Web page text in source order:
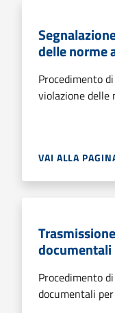
delle norme
Procedimento
violazione delle
VAI ALLA
documentali
Procedimento
documentali